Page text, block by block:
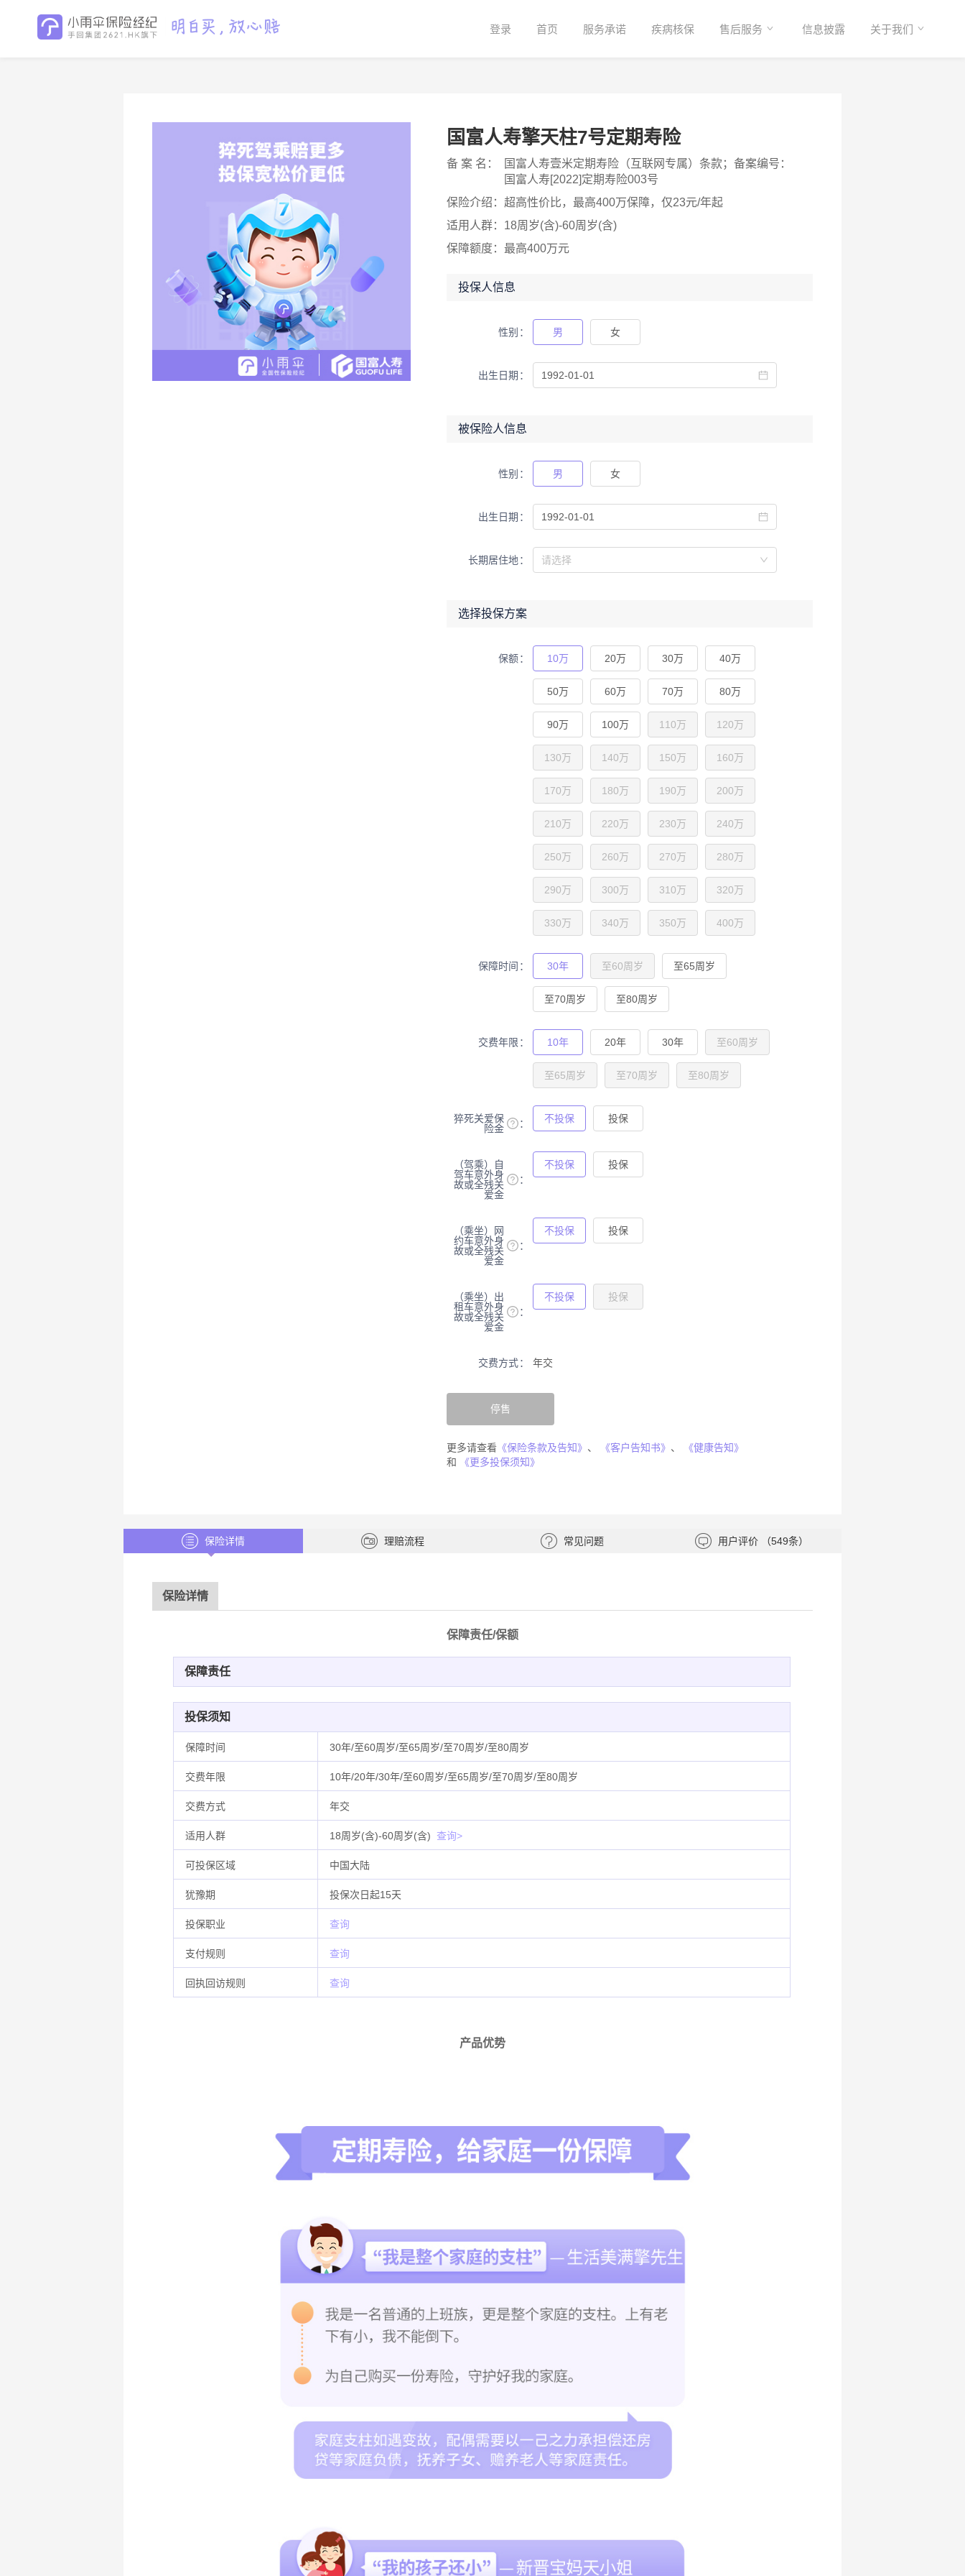
登录 首页 服务承诺 疾病核保 售后服务 信息披露 关于我们
国富人寿擎天柱7号定期寿险
备 案 名：
国富人寿壹米定期寿险（互联网专属）条款；备案编号：
国富人寿[2022]定期寿险003号
保险介绍： 超高性价比，最高400万保障，仅23元/年起
适用人群： 18周岁(含)-60周岁(含)
保障额度： 最高400万元
投保人信息
性别 男 女
出生日期
被保险人信息
性别 男 女
出生日期
长期居住地
选择投保方案
保额 10万 20万 30万 40万
50万 60万 70万 80万
90万 100万 110万 120万
130万 140万 150万 160万
170万 180万 190万 200万
210万 220万 230万 240万
250万 260万 270万 280万
290万 300万 310万 320万
330万 340万 350万 400万
保障时间 30年 至60周岁 至65周岁
至70周岁 至80周岁
交费年限 10年 20年 30年 至60周岁
至65周岁 至70周岁 至80周岁
猝死关爱保
险金
不投保 投保
（驾乘）自
驾车意外身
故或全残关
爱金
不投保 投保
（乘坐）网
约车意外身
故或全残关
爱金
不投保 投保
（乘坐）出
租车意外身
故或全残关
爱金
不投保 投保
交费方式 年交
停售
更多请查看 《保险条款及告知》 、 《客户告知书》 、
《健康告知》
和
《更多投保须知》
保险详情 理赔流程 常见问题 用户评价 （549条）
保险详情
保障责任/保额
保障责任
投保须知
保障时间 30年/至60周岁/至65周岁/至70周岁/至80周岁
交费年限 10年/20年/30年/至60周岁/至65周岁/至70周岁/至80周岁
交费方式 年交
适用人群 18周岁(含)-60周岁(含) 查询>
可投保区域 中国大陆
犹豫期 投保次日起15天
投保职业 查询
支付规则 查询
回执回访规则 查询
产品优势